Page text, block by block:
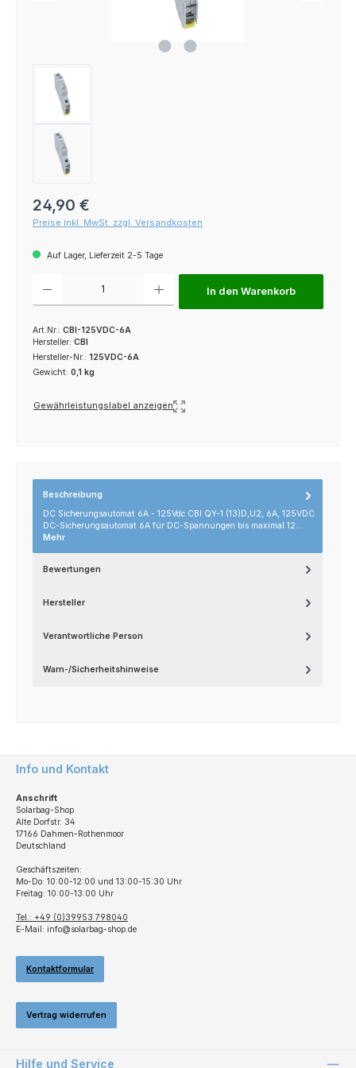
Regulärer Preis:
24,90 €
Preise inkl. MwSt. zzgl. Versandkosten
Auf Lager, Lieferzeit 2-5 Tage
Produkt Anzahl: Gib den gewünschten Wert ein oder benutze die
In den Warenkorb
Art.Nr.: CBI-125VDC-6A
Hersteller: CBI
Hersteller-Nr.: 125VDC-6A
Gewicht: 0,1 kg
Gewährleistungslabel anzeigen
Beschreibung
DC Sicherungsautomat 6A - 125Vdc CBI QY-1 (13)D,U2, 6A, 125VDC
DC-Sicherungsautomat 6A für DC-Spannungen bis maximal 12…
Mehr
Bewertungen
Hersteller
Verantwortliche Person
Warn-/Sicherheitshinweise
Info und Kontakt
Anschrift
Solarbag-Shop
Alte Dorfstr. 34
17166 Dahmen-Rothenmoor
Deutschland
Geschäftszeiten:
Mo-Do: 10:00-12:00 und 13:00-15:30 Uhr
Freitag: 10:00-13:00 Uhr
Tel.: +49 (0)39953 798040
E-Mail: info@solarbag-shop.de
Kontaktformular
Vertrag widerrufen
Hilfe und Service